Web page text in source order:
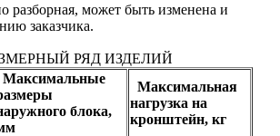
разборная, может быть изменена и
заказчика.
РЯД ИЗДЕЛИЙ
Максимальные
блока,
Максимальная
нагрузка на
кронштейн, кг